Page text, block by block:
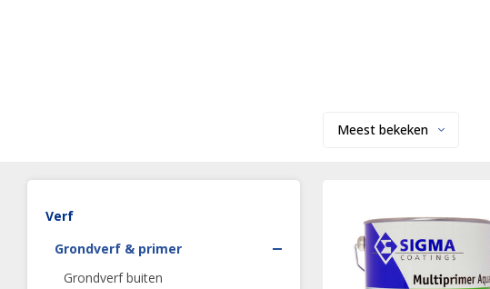
Meest bekeken
Verf
Grondverf & primer
Grondverf buiten